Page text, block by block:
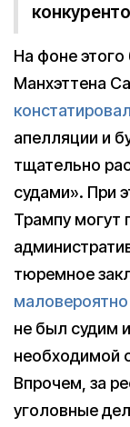
На фоне
Манхэттена
констатировал
апелляции и
тщательно
судами». При
Трампу могут
тюремное
маловероятно
не был судим
необходимой
Впрочем, за
уголовные